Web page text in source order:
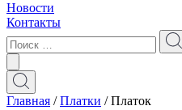
Новости
Контакты
Главная /Платки / Платок